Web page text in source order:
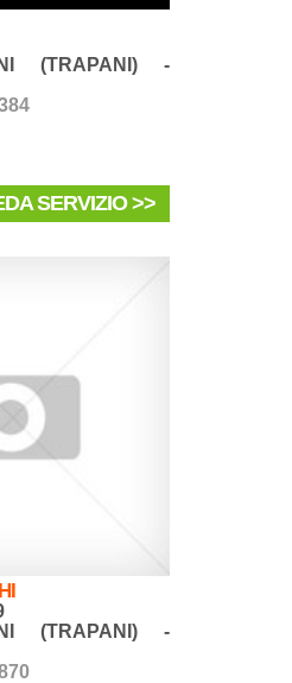
(TRAPANI) -
SERVIZIO >>
(TRAPANI) -